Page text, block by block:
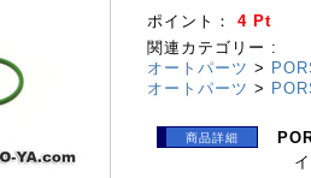
ポイント： 4 Pt
関連カテゴリー :
オートパーツ >
オートパーツ >
商品詳細
イ